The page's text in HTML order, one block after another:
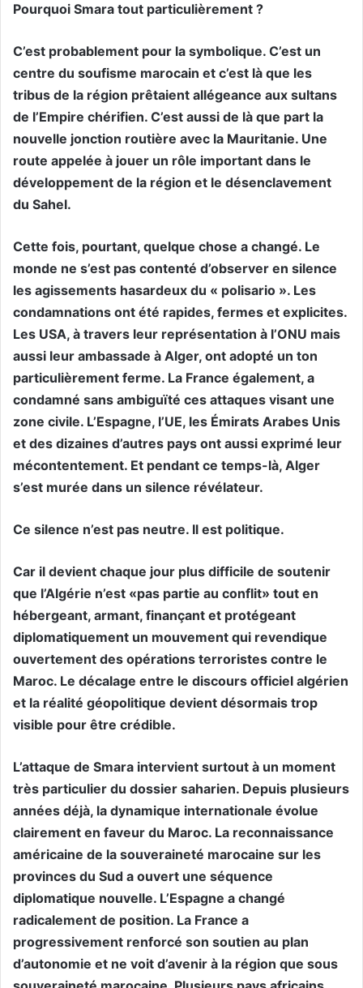
Pourquoi Smara tout particulièrement ?
C’est probablement pour la symbolique. C’est un
centre du soufisme marocain et c’est là que les
tribus de la région prêtaient allégeance aux sultans
de l’Empire chérifien. C’est aussi de là que part la
nouvelle jonction routière avec la Mauritanie. Une
route appelée à jouer un rôle important dans le
développement de la région et le désenclavement
du Sahel.
Cette fois, pourtant, quelque chose a changé. Le
monde ne s’est pas contenté d’observer en silence
les agissements hasardeux du « polisario ». Les
condamnations ont été rapides, fermes et explicites.
Les USA, à travers leur représentation à l’ONU mais
aussi leur ambassade à Alger, ont adopté un ton
particulièrement ferme. La France également, a
condamné sans ambiguïté ces attaques visant une
zone civile. L’Espagne, l’UE, les Émirats Arabes Unis
et des dizaines d’autres pays ont aussi exprimé leur
mécontentement. Et pendant ce temps-là, Alger
s’est murée dans un silence révélateur.
Ce silence n’est pas neutre. Il est politique.
Car il devient chaque jour plus difficile de soutenir
que l’Algérie n’est «pas partie au conflit» tout en
hébergeant, armant, finançant et protégeant
diplomatiquement un mouvement qui revendique
ouvertement des opérations terroristes contre le
Maroc. Le décalage entre le discours officiel algérien
et la réalité géopolitique devient désormais trop
visible pour être crédible.
L’attaque de Smara intervient surtout à un moment
très particulier du dossier saharien. Depuis plusieurs
années déjà, la dynamique internationale évolue
clairement en faveur du Maroc. La reconnaissance
américaine de la souveraineté marocaine sur les
provinces du Sud a ouvert une séquence
diplomatique nouvelle. L’Espagne a changé
radicalement de position. La France a
progressivement renforcé son soutien au plan
d’autonomie et ne voit d’avenir à la région que sous